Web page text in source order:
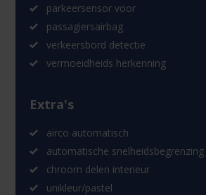
parkeersensor voor
passagiersairbag
verkeersbord detectie
vermoeidheids herkenning
Extra's
airco automatisch
automatische snelheidsbegrenzing
chroom delen interieur
unikleur/pastel